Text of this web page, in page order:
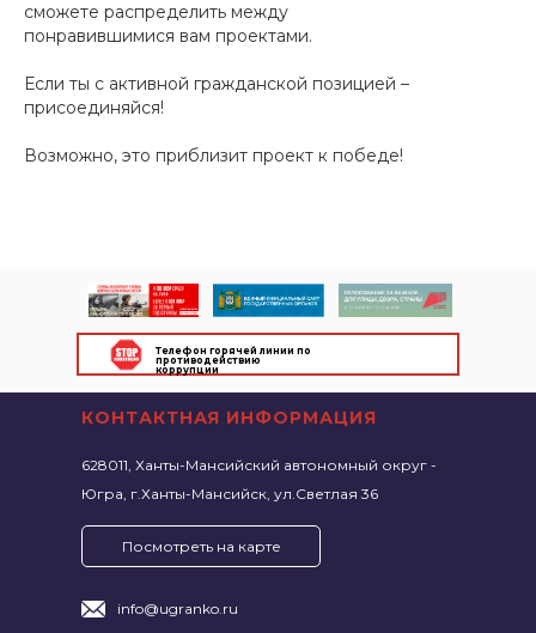
сможете распределить между
понравившимися вам проектами.
Если ты с активной гражданской позицией –
присоединяйся!
Возможно, это приблизит проект к победе!
КОНТАКТНАЯ ИНФОРМАЦИЯ
628011, Ханты-Мансийский автономный округ -
Югра, г.Ханты-Мансийск, ул.Светлая 36
info@ugranko.ru
Посмотреть на карте
Телефон горячей линии по
противодействию
коррупции